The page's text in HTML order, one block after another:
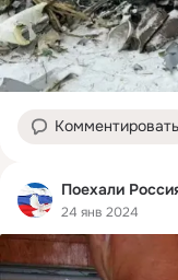
Комментировать
24 янв 2024